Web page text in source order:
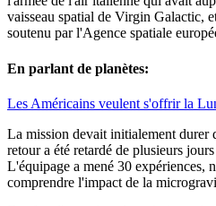
vaisseau spatial de Virgin Galactic,
soutenu par l'Agence spatiale
En parlant de planètes:
Les Américains veulent s'offrir la
La mission devait initialement durer
retour a été retardé de plusieurs
L'équipage a mené 30 expériences,
comprendre l'impact de la